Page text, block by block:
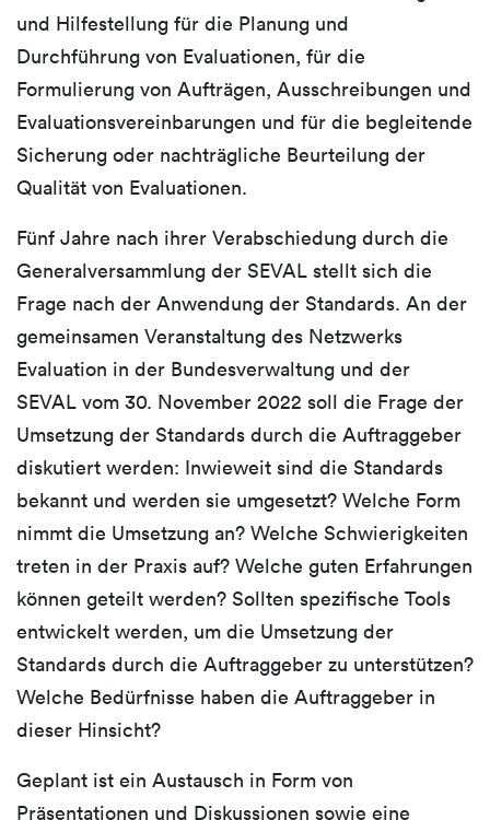
und Hilfestellung für die Planung und
Durchführung von Evaluationen, für die
Formulierung von Aufträgen, Ausschreibungen und
Evaluationsvereinbarungen und für die begleitende
Sicherung oder nachträgliche Beurteilung der
Qualität von Evaluationen.
Fünf Jahre nach ihrer Verabschiedung durch die
Generalversammlung der SEVAL stellt sich die
Frage nach der Anwendung der Standards. An der
gemeinsamen Veranstaltung des Netzwerks
Evaluation in der Bundesverwaltung und der
SEVAL vom 30. November 2022 soll die Frage der
Umsetzung der Standards durch die Auftraggeber
diskutiert werden: Inwieweit sind die Standards
bekannt und werden sie umgesetzt? Welche Form
nimmt die Umsetzung an? Welche Schwierigkeiten
treten in der Praxis auf? Welche guten Erfahrungen
können geteilt werden? Sollten spezifische Tools
entwickelt werden, um die Umsetzung der
Standards durch die Auftraggeber zu unterstützen?
Welche Bedürfnisse haben die Auftraggeber in
dieser Hinsicht?
Geplant ist ein Austausch in Form von
Präsentationen und Diskussionen sowie eine